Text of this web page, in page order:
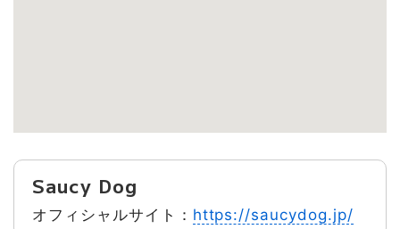
Saucy Dog
オフィシャルサイト： https://saucydog.jp/